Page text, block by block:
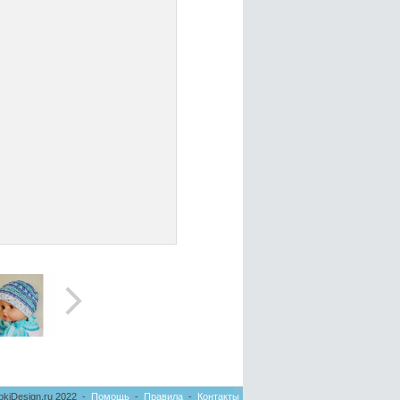
2022 - Помощь - Правила - Контакты